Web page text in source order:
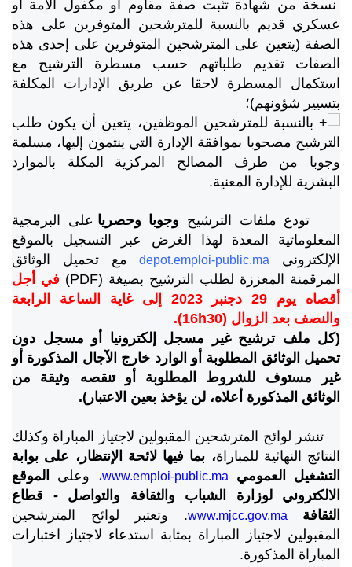
نسخة من شهادة تثبت صفة مقاوم أو مكفول الأمة أو
عسكري قديم بالنسبة للمترشحين المتوفرين على هذه
الصفة (يتعين على المترشحين المتوفرين على إحدى هذه
الصفات تقديم طلباتهم حسب مسطرة الترشيح مع
استكمال المسطرة لاحقا عن طريق الإدارات المكلفة
بتسيير شؤونهم)؛
بالنسبة للمترشحين الموظفين، يتعين أن يكون طلب
الترشيح مصحوبا بموافقة الإدارة التي ينتمون إليها، مسلمة
وجوبا من طرف المصالح المركزية المكلة بالموارد
البشرية للإدارة المعنية.
تودع ملفات الترشيح وجوبا وحصريا على البرمجية
المعلوماتية المعدة لهذا الغرض عبر التسجيل بالموقع
الإلكتروني
depot.emploi-public.maمع تحميل الوثائق
المرقمنة المعززة لطلب الترشيح بصيغة (PDF)
في أجل
أقصاه يوم 29 دجنبر 2023 إلى غاية الساعة الرابعة
والنصف بعد الزوال (16h30).
(كل ملف ترشيح غير مسجل إلكترونيا أو مسجل دون
تحميل الوثائق المطلوبة أو الوارد خارج الآجال المذكورة أو
غير مستوف للشروط المطلوبة أو تنقصه وثيقة من
الوثائق المذكورة أعلاه، لن يؤخذ بعين الاعتبار).
تنشر لوائح المترشحين المقبولين لاجتياز المباراة وكذلك
النتائج النهائية للمباراة، بما فيها لائحة الإنتظار، على بوابة
التشغيل العموميwww.emploi-public.ma، وعلى
الموقع
الالكتروني لوزارة الشباب والثقافة والتواصل - قطاع
الثقافةwww.mjcc.gov.ma
. وتعتبر لوائح المترشحين
المقبولين لاجتياز المباراة بمثابة استدعاء لاجتياز اختبارات
المباراة المذكورة.